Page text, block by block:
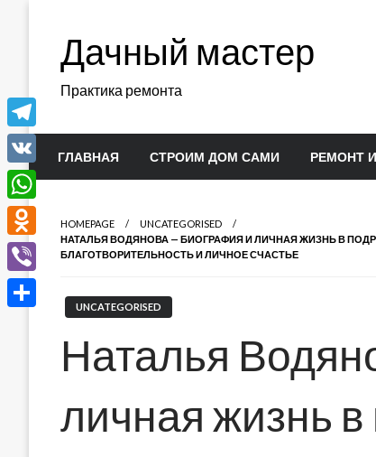
содержимомуДачный мастер
Практика ремонта
ГЛАВНАЯ СТРОИМ ДОМ САМИ РЕМОНТ
HOMEPAGE
UNCATEGORISED
НАТАЛЬЯ ВОДЯНОВА — БИОГРАФИЯ И ЛИЧНАЯ ЖИЗНЬ В
БЛАГОТВОРИТЕЛЬНОСТЬ И ЛИЧНОЕ СЧАСТЬЕ
UNCATEGORISED
Наталья
личная жизнь
Telegram
VK
WhatsApp
Odnoklassniki
Viber
Отправить